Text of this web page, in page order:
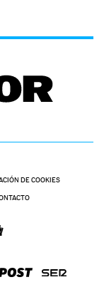
DE COOKIES